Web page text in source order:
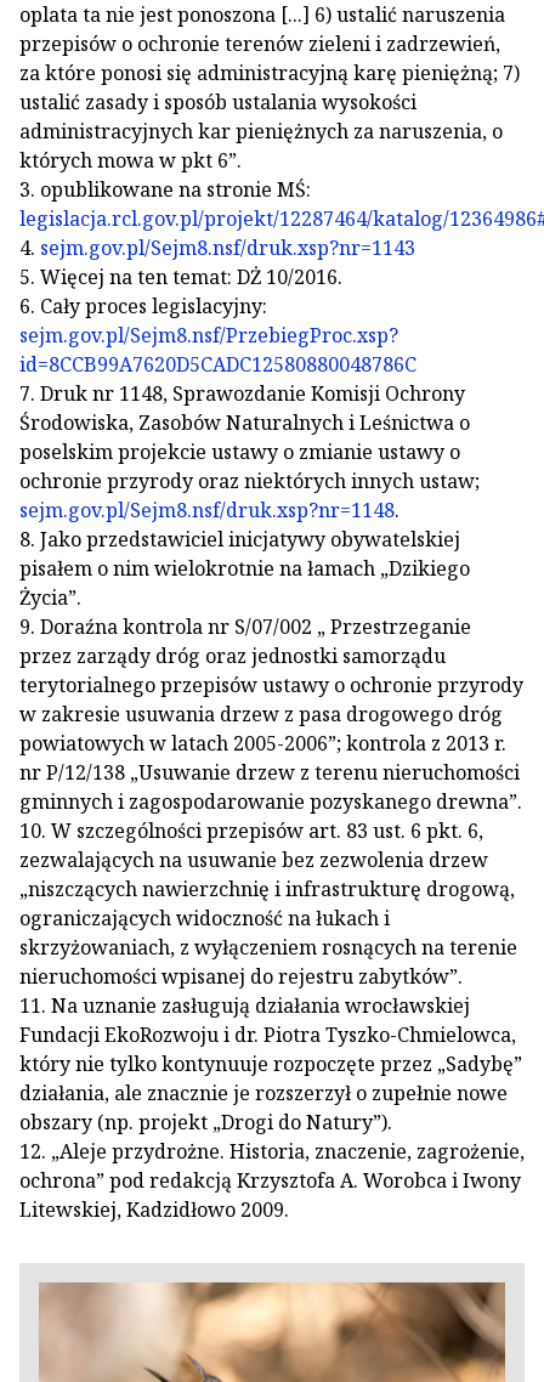
oplata ta nie jest ponoszona [...] 6) ustalić naruszenia
przepisów o ochronie terenów zieleni i zadrzewień,
za które ponosi się administracyjną karę pieniężną; 7)
ustalić zasady i sposób ustalania wysokości
administracyjnych kar pieniężnych za naruszenia, o
których mowa w pkt 6”.
3. opublikowane na stronie MŚ:
legislacja.rcl.gov.pl/projekt/12287464/katalog/
4. sejm.gov.pl/Sejm8.nsf/druk.xsp?nr=1143
5. Więcej na ten temat: DŻ 10/2016.
6. Cały proces legislacyjny:
sejm.gov.pl/Sejm8.nsf/PrzebiegProc.xsp?
id=8CCB99A7620D5CADC12580880048786C
7. Druk nr 1148, Sprawozdanie Komisji Ochrony
Środowiska, Zasobów Naturalnych i Leśnictwa o
poselskim projekcie ustawy o zmianie ustawy o
ochronie przyrody oraz niektórych innych ustaw;
sejm.gov.pl/Sejm8.nsf/druk.xsp?nr=1148.
8. Jako przedstawiciel inicjatywy obywatelskiej
pisałem o nim wielokrotnie na łamach „Dzikiego
Życia”.
9. Doraźna kontrola nr S/07/002 „ Przestrzeganie
przez zarządy dróg oraz jednostki samorządu
terytorialnego przepisów ustawy o ochronie przyrody
w zakresie usuwania drzew z pasa drogowego dróg
powiatowych w latach 2005-2006”; kontrola z 2013 r.
nr P/12/138 „Usuwanie drzew z terenu nieruchomości
gminnych i zagospodarowanie pozyskanego drewna”.
10. W szczególności przepisów art. 83 ust. 6 pkt. 6,
zezwalających na usuwanie bez zezwolenia drzew
„niszczących nawierzchnię i infrastrukturę drogową,
ograniczających widoczność na łukach i
skrzyżowaniach, z wyłączeniem rosnących na terenie
nieruchomości wpisanej do rejestru zabytków”.
11. Na uznanie zasługują działania wrocławskiej
Fundacji EkoRozwoju i dr. Piotra Tyszko-Chmielowca,
który nie tylko kontynuuje rozpoczęte przez „Sadybę”
działania, ale znacznie je rozszerzył o zupełnie nowe
obszary (np. projekt „Drogi do Natury”).
12. „Aleje przydrożne. Historia, znaczenie, zagrożenie,
ochrona” pod redakcją Krzysztofa A. Worobca i Iwony
Litewskiej, Kadzidłowo 2009.